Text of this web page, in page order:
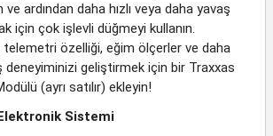
ve ardından daha hızlı veya daha yavaş
için çok işlevli düğmeyi kullanın.
telemetri özelliği, eğim ölçerler ve daha
deneyiminizi geliştirmek için bir Traxxas
(ayrı satılır) ekleyin!
Sistemi